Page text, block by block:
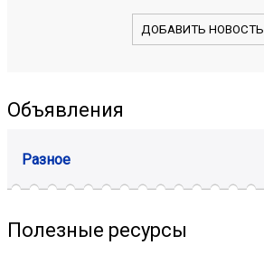
ДОБАВИТЬ НОВОСТЬ
Объявления
Разное
Полезные ресурсы